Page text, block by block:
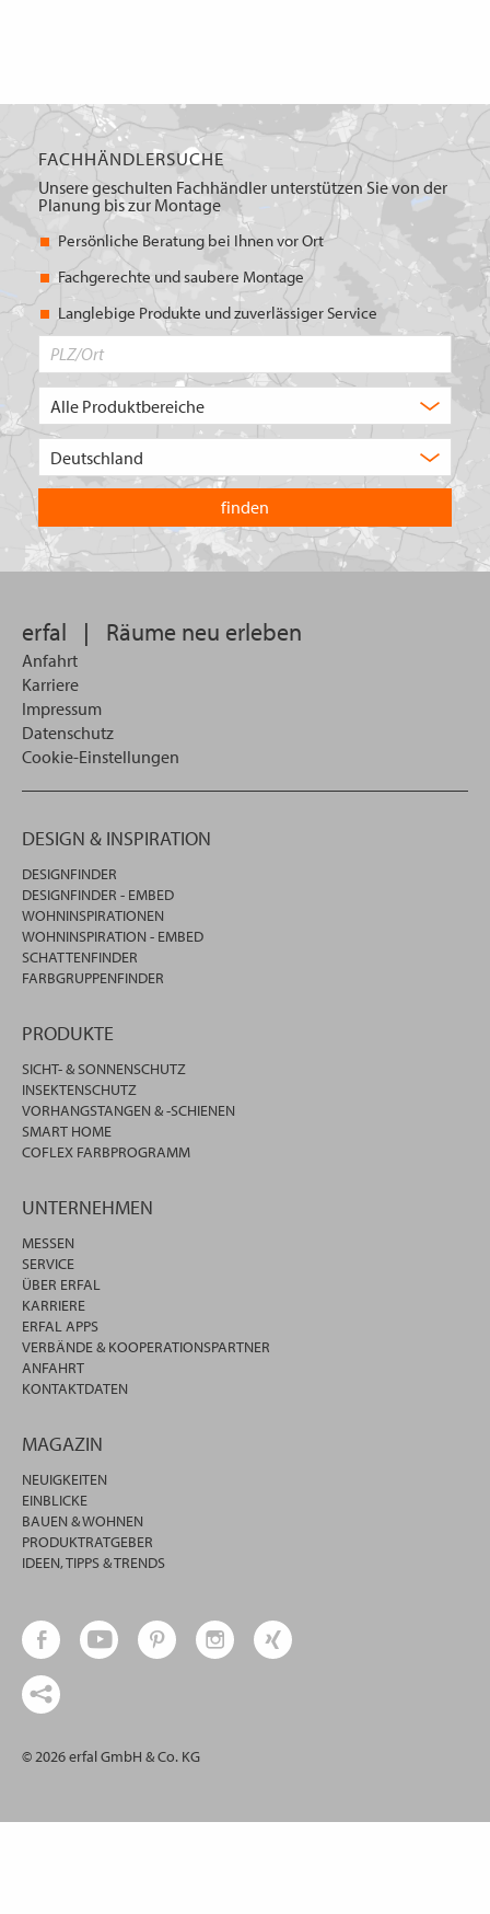
FACHHÄNDLERSUCHE
Unsere geschulten Fachhändler unterstützen Sie von der
Planung bis zur Montage
Persönliche Beratung bei Ihnen vor Ort
Fachgerechte und saubere Montage
Langlebige Produkte und zuverlässiger Service
in
welchem
Land
Sie
suchen
erfal | Räume neu erleben
Anfahrt
Karriere
Impressum
Datenschutz
Cookie-Einstellungen
DESIGN & INSPIRATION
DESIGNFINDER
DESIGNFINDER - EMBED
WOHNINSPIRATIONEN
WOHNINSPIRATION - EMBED
SCHATTENFINDER
FARBGRUPPENFINDER
PRODUKTE
SICHT- & SONNENSCHUTZ
INSEKTENSCHUTZ
VORHANGSTANGEN & -SCHIENEN
SMART HOME
COFLEX FARBPROGRAMM
UNTERNEHMEN
MESSEN
SERVICE
ÜBER ERFAL
KARRIERE
ERFAL APPS
VERBÄNDE & KOOPERATIONSPARTNER
ANFAHRT
KONTAKTDATEN
MAGAZIN
NEUIGKEITEN
EINBLICKE
BAUEN & WOHNEN
PRODUKTRATGEBER
IDEEN, TIPPS & TRENDS
© 2026 erfal GmbH & Co. KG